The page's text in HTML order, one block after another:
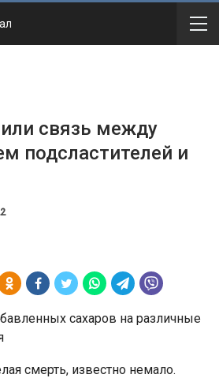
связь между
подсластителей и
сахаров на различные
смерть, известно немало.